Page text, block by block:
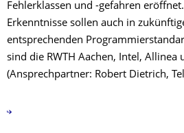
Fehlerklassen und -gefahren
Erkenntnisse sollen auch in
entsprechenden
sind die RWTH Aachen, Intel, Allinea
(Ansprechpartner: Robert Dietrich,